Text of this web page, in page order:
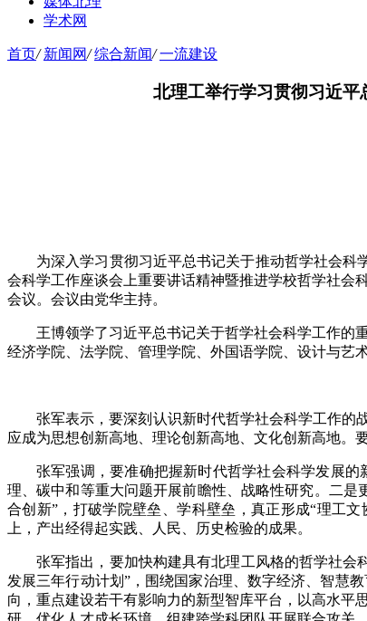
学术网
首页/ 新闻网/ 综合新闻/ 一流建设
北理工举行学习贯彻习近
为深入学习贯彻习近平总书记关于推动哲学社会
会科学工作座谈会上重要讲话精神暨推进学校哲学社会
会议。会议由党华主持。
王博领学了习近平总书记关于哲学社会科学工作的
经济学院、法学院、管理学院、外国语学院、设计与艺
张军表示，要深刻认识新时代哲学社会科学工作的
应成为思想创新高地、理论创新高地、文化创新高地。
张军强调，要准确把握新时代哲学社会科学发展
理、碳中和等重大问题开展前瞻性、战略性研究。二
合创新”，打破学院壁垒、学科壁垒，真正形成“理工
上，产出经得起实践、人民、历史检验的成果。
张军指出，要加快构建具有北理工风格的哲学社
发展三年行动计划”，围绕国家治理、数字经济、智慧
向，重点建设若干有影响力的新型智库平台，以高水平